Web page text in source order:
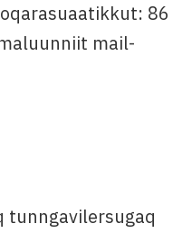
86
mail-
tunngavilersugaq